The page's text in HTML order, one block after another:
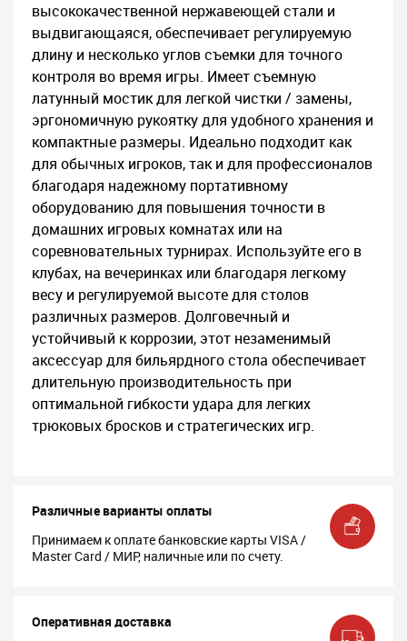
высококачественной нержавеющей стали и
выдвигающаяся, обеспечивает регулируемую
длину и несколько углов съемки для точного
контроля во время игры. Имеет съемную
латунный мостик для легкой чистки / замены,
эргономичную рукоятку для удобного хранения и
компактные размеры. Идеально подходит как
для обычных игроков, так и для профессионалов
благодаря надежному портативному
оборудованию для повышения точности в
домашних игровых комнатах или на
соревновательных турнирах. Используйте его в
клубах, на вечеринках или благодаря легкому
весу и регулируемой высоте для столов
различных размеров. Долговечный и
устойчивый к коррозии, этот незаменимый
аксессуар для бильярдного стола обеспечивает
длительную производительность при
оптимальной гибкости удара для легких
трюковых бросков и стратегических игр.
Различные варианты оплаты
Принимаем к оплате банковские карты VISA /
Master Card / МИР, наличные или по счету.
Оперативная доставка